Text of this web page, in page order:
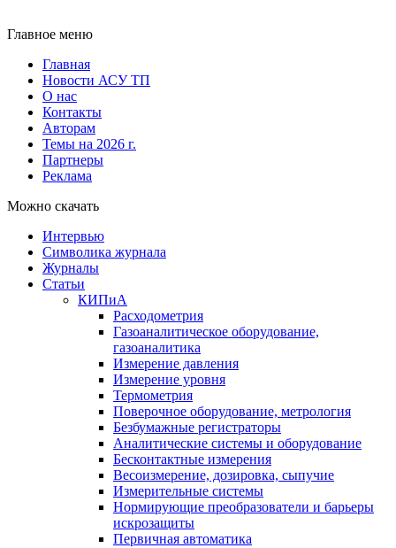
Главное меню
Главная
Новости АСУ ТП
О нас
Контакты
Авторам
Темы на 2026 г.
Партнеры
Реклама
Можно скачать
Интервью
Символика журнала
Журналы
Статьи
КИПиА
Расходометрия
Газоаналитическое оборудование,
газоаналитика
Измерение давления
Измерение уровня
Термометрия
Поверочное оборудование, метрология
Безбумажные регистраторы
Аналитические системы и оборудование
Бесконтактные измерения
Весоизмерение, дозировка, сыпучие
Измерительные системы
Нормирующие преобразователи и барьеры
искрозащиты
Первичная автоматика